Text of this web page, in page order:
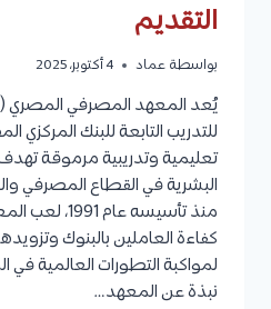
التقديم
بواسطة عماد 4 أكتوبر، 2025
للتدريب التابعة للبنك
تعليمية وتدريبية مرموقة تهدف
البشرية في القطاع المصرفي
منذ تأسيسه
كفاءة العاملين بالبنوك
لمواكبة التطورات العالمية في
نبذة عن المعهد…